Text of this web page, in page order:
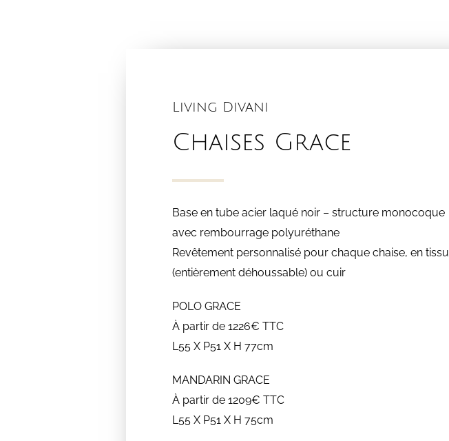
Living Divani
Chaises Grace
Base en tube acier laqué noir – structure monocoque
avec rembourrage polyuréthane
Revêtement personnalisé pour chaque chaise, en tissu
(entièrement déhoussable) ou cuir
POLO GRACE
À partir de 1226€ TTC
L55 X P51 X H 77cm
MANDARIN GRACE
À partir de 1209€ TTC
L55 X P51 X H 75cm